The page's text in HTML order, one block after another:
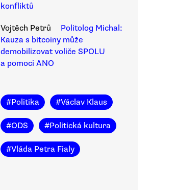
konfliktů
Vojtěch Petrů
Politolog Michal:
Kauza s bitcoiny může
demobilizovat voliče SPOLU
a pomoci ANO
#Politika #Václav Klaus
#ODS #Politická kultura
#Vláda Petra Fialy